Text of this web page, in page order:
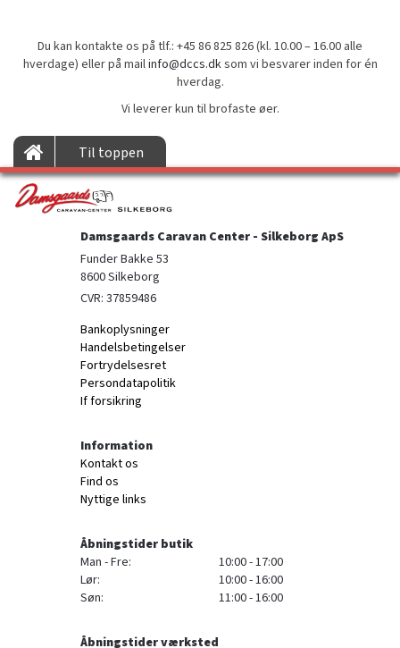
Du kan kontakte os på tlf.: +45 86 825 826 (kl. 10.00 – 16.00 alle
hverdage) eller på mailinfo@dccs.dksom vi besvarer inden for én
hverdag.
Vi leverer kun til brofaste øer.
Til toppen
Damsgaards Caravan Center - Silkeborg ApS
Funder Bakke 53
8600 Silkeborg
CVR: 37859486
Bankoplysninger
Handelsbetingelser
Fortrydelsesret
Persondatapolitik
If forsikring
Information
Kontakt os
Find os
Nyttige links
Åbningstider butik
Man - Fre:
10:00 - 17:00
Lør:
10:00 - 16:00
Søn:
11:00 - 16:00
Åbningstider værksted